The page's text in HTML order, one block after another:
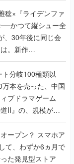
稔×『ライデンファ
かつて縦シュー全
、30年後に同じ会
。新作
』で初タッグを組
く開発秘話
分岐100種類以
万本を売った、中国
ブドラマゲーム
II』の、規模が違
サーに聞いた
？ スマホア
て、わずか6ヵ月で
た発見型ストア